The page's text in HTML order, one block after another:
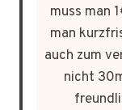
muss man
man
auch zum
nicht